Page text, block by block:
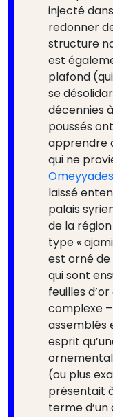
injecté
redonner
structure
est
plafond
se
décennies
poussés
apprendre
qui ne
Omeyyades
laissé
palais
de la
type «
est orné
qui sont
feuilles
complexe
assemblés
esprit
(ou plus
présentait
terme